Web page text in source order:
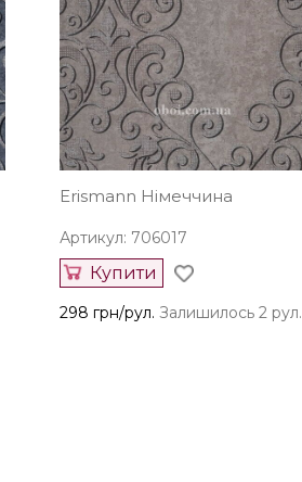
Erismann Німеччина
Артикул: 706017
Купити
298 грн/рул. Залишилось 2 рул.